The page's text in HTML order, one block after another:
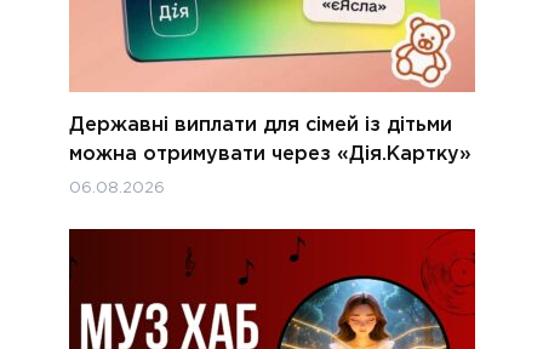
Державні виплати для сімей із дітьми
можна отримувати через «Дія.Картку»
06.08.2026